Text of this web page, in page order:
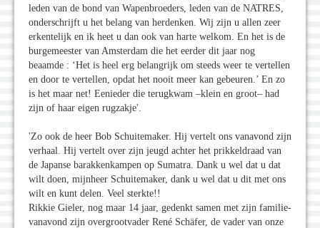
leden van de bond van Wapenbroeders, leden van de NATRES,
onderschrijft u het belang van herdenken. Wij zijn u allen zeer
erkentelijk en ik heet u dan ook van harte welkom. En het is de
burgemeester van Amsterdam die het eerder dit jaar nog
beaamde : ‘Het is heel erg belangrijk om steeds weer te vertellen
en door te vertellen, opdat het nooit meer kan gebeuren.’ En zo
is het maar net! Eenieder die terugkwam –klein en groot– had
zijn of haar eigen rugzakje'.
'Zo ook de heer Bob Schuitemaker. Hij vertelt ons vanavond zijn
verhaal. Hij vertelt over zijn jeugd achter het prikkeldraad van
de Japanse barakkenkampen op Sumatra. Dank u wel dat u dat
wilt doen, mijnheer Schuitemaker, dank u wel dat u dit met ons
wilt en kunt delen. Veel sterkte!!
Rikkie Gieler, nog maar 14 jaar, gedenkt samen met zijn familie-
vanavond zijn overgrootvader René Schäfer, de vader van onze